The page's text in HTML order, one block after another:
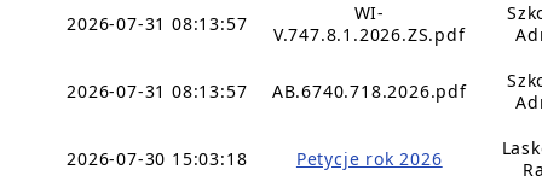
2026-07-31 08:13:57
WI-
V.747.8.1.2026.ZS.pdf
2026-07-31 08:13:57 AB.6740.718.2026.pdf
2026-07-30 15:03:18 Petycje rok 2026